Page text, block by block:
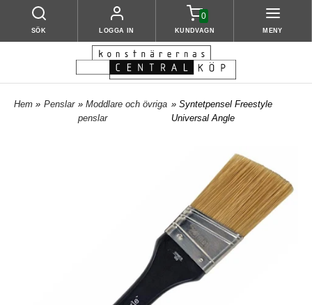
SÖK LOGGA IN
0
KUNDVAGN MENY
Hem » Penslar » Moddlare och övriga
penslar
» Syntetpensel Freestyle
Universal Angle